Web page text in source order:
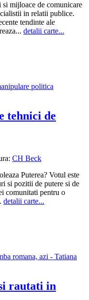
mijloace de comunicare
in relatii publice.
tendinte ale
detalii carte...
tehnici de
CH Beck
Puterea? Votul este
si pozitii de putere si de
comunitati pentru o
detalii carte...
rautati in